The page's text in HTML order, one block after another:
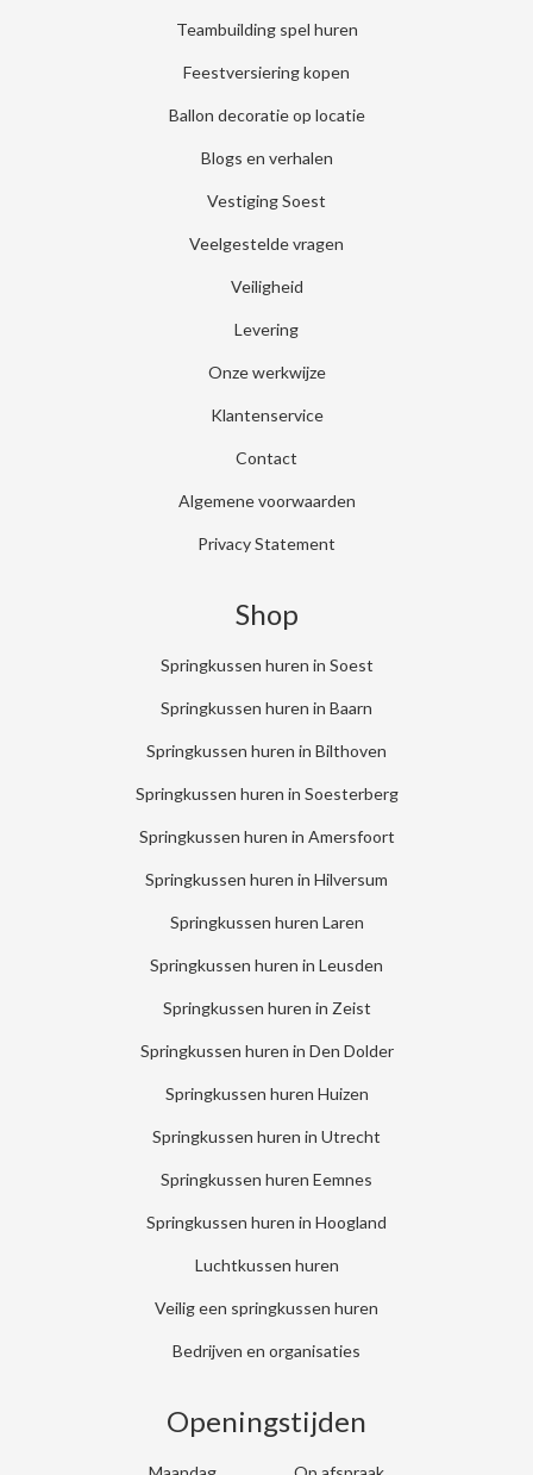
Teambuilding spel huren
Feestversiering kopen
Ballon decoratie op locatie
Blogs en verhalen
Vestiging Soest
Veelgestelde vragen
Veiligheid
Levering
Onze werkwijze
Klantenservice
Contact
Algemene voorwaarden
Privacy Statement
Shop
Springkussen huren in Soest
Springkussen huren in Baarn
Springkussen huren in Bilthoven
Springkussen huren in Soesterberg
Springkussen huren in Amersfoort
Springkussen huren in Hilversum
Springkussen huren Laren
Springkussen huren in Leusden
Springkussen huren in Zeist
Springkussen huren in Den Dolder
Springkussen huren Huizen
Springkussen huren in Utrecht
Springkussen huren Eemnes
Springkussen huren in Hoogland
Luchtkussen huren
Veilig een springkussen huren
Bedrijven en organisaties
Openingstijden